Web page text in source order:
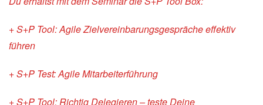
+ S+P Tool: Agile Zielvereinbarungsgespräche effektiv
führen
+ S+P Test: Agile Mitarbeiterführung
+ S+P Tool: Richtig Delegieren – teste Deine